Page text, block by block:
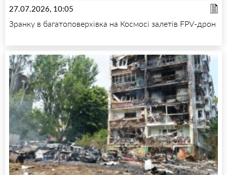
27.07.2026, 10:05
Зранку в багатоповерхівка на Космосі залетів FPV-дрон